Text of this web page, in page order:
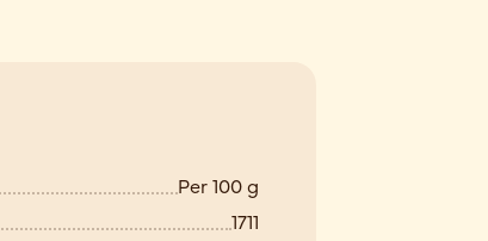
Per 100 g
1711